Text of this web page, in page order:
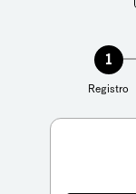
1
Registro